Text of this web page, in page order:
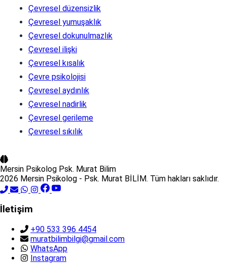
Çevresel düzensizlik
Çevresel yumuşaklık
Çevresel dokunulmazlık
Çevresel ilişki
Çevresel kısalık
Çevre psikolojisi
Çevresel aydınlık
Çevresel nadirlik
Çevresel gerileme
Çevresel sıkılık
Mersin Psikolog Psk. Murat Bilim
2026 Mersin Psikolog - Psk. Murat BİLİM. Tüm hakları saklıdır.
İletişim
+90 533 396 4454
muratbilimbilgi@gmail.com
WhatsApp
Instagram